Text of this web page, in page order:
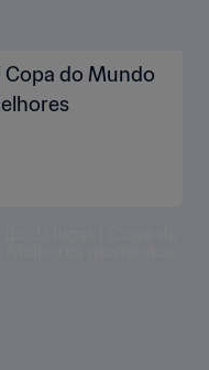
Copa do Mundo